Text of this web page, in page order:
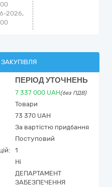
2026,
ПЕРІОД УТОЧНЕНЬ
7 337 000 UAH(без ПДВ)
Товари
73 370 UAH
За вартістю придбання
Поступовий
1
Ні
ДЕПАРТАМЕНТ
ЗАБЕЗПЕЧЕННЯ